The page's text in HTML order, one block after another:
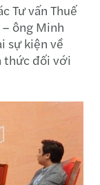
Tư vấn Thuế
ông Minh
sự kiện về
thức đối với